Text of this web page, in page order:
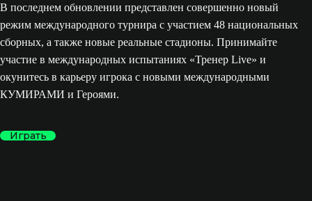
В последнем обновлении представлен совершенно новый
режим международного турнира с участием 48 национальных
сборных, а также новые реальные стадионы. Принимайте
участие в международных испытаниях «Тренер Live» и
окунитесь в карьеру игрока с новыми международными
КУМИРАМИ и Героями.
Играть